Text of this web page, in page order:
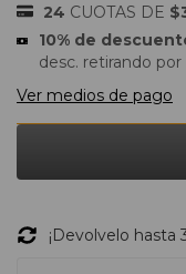
24 CUOTAS DE
10% de
desc. retirando
Ver medios de pago
¡Devolvelo hasta